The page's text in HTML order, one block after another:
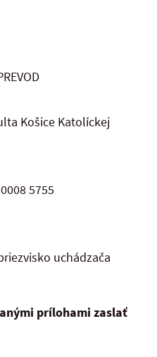
Košice Katolíckej
5755
uchádzača
prílohami zaslať